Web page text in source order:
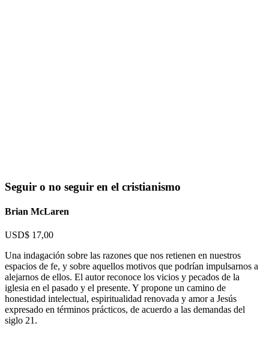
Seguir o no seguir en el cristianismo
Brian McLaren
USD$ 17,00
Una indagación sobre las razones que nos retienen en nuestros
espacios de fe, y sobre aquellos motivos que podrían impulsarnos a
alejarnos de ellos. El autor reconoce los vicios y pecados de la
iglesia en el pasado y el presente. Y propone un camino de
honestidad intelectual, espiritualidad renovada y amor a Jesús
expresado en términos prácticos, de acuerdo a las demandas del
siglo 21.